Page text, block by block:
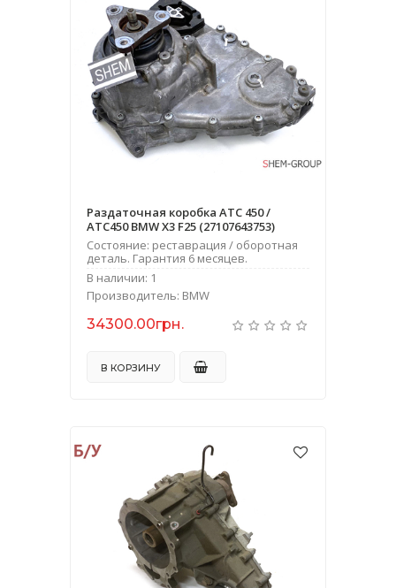
Раздаточная коробка ATC 450 /
ATC450 BMW X3 F25 (27107643753)
Состояние: реставрация / оборотная
деталь. Гарантия 6 месяцев.
В наличии: 1
Производитель: BMW
34300.00грн.
В КОРЗИНУ